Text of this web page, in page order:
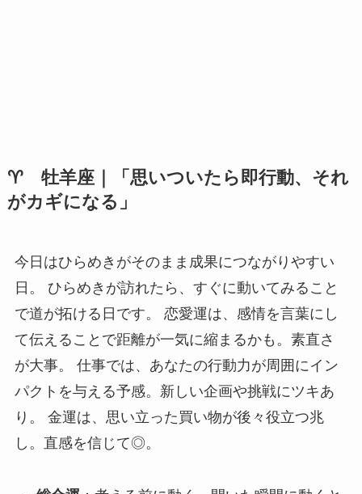
♈ 牡羊座｜「思いついたら即行動、それ
がカギになる」
今日はひらめきがそのまま成果につながりやすい
日。 ひらめきが訪れたら、すぐに動いてみること
で道が拓ける日です。 恋愛運は、感情を言葉にし
て伝えることで距離が一気に縮まるかも。素直さ
が大事。 仕事では、あなたの行動力が周囲にイン
パクトを与える予感。新しい企画や挑戦にツキあ
り。 金運は、思い立った買い物が後々役立つ兆
し。直感を信じて◎。